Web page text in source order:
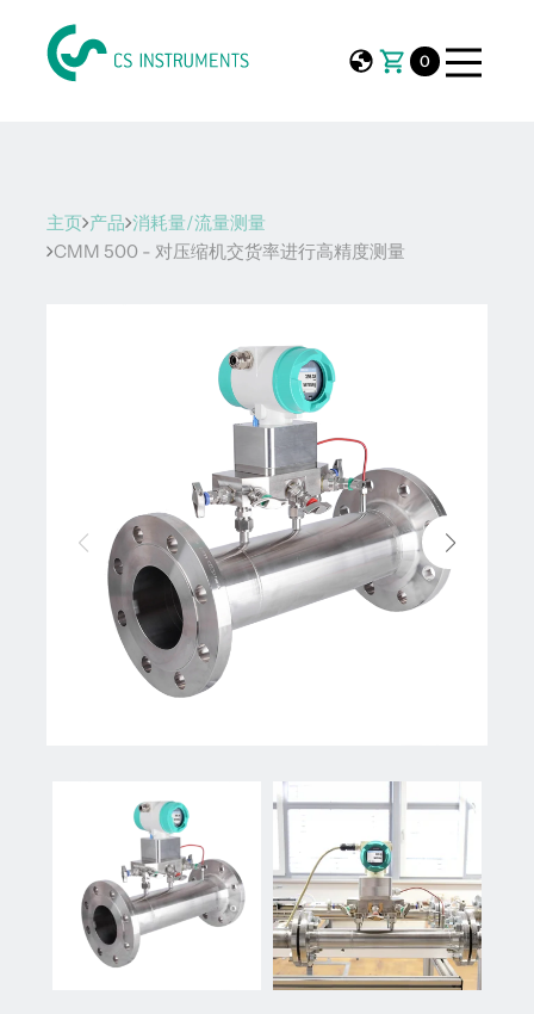
0
主页 产品 消耗量/流量测量
CMM 500 - 对压缩机交货率进行高精度测量